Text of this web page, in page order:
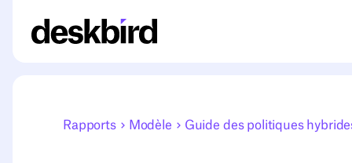
Rapports Modèle Guide des politiques